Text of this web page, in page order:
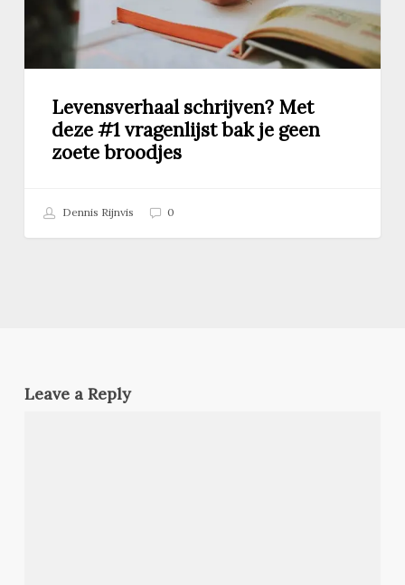
broodjes
Levensverhaal schrijven? Met
deze #1 vragenlijst bak je geen
zoete broodjes
Dennis Rijnvis 0
Leave a Reply